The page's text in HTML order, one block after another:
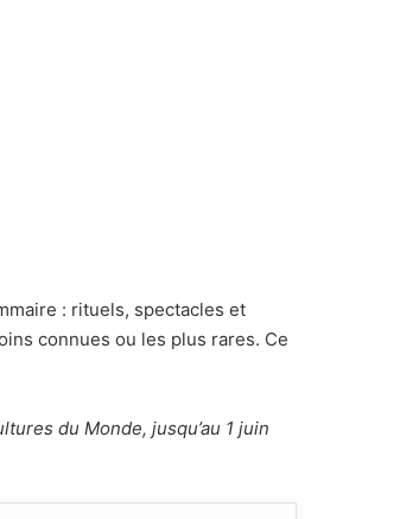
: rituels, spectacles et
connues ou les plus rares. Ce
du Monde, jusqu’au 1 juin